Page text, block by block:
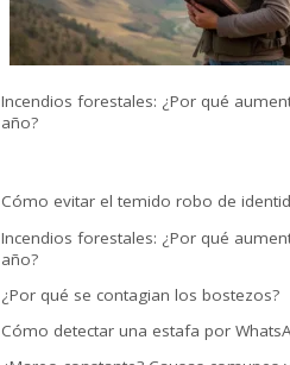
Incendios forestales: ¿Por qué
año?
Cómo evitar el temido robo de
Incendios forestales: ¿Por qué
año?
¿Por qué se contagian los bostezos?
Cómo detectar una estafa por